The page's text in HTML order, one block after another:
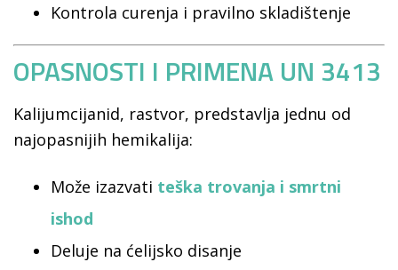
Kontrola curenja i pravilno skladištenje
OPASNOSTI I PRIMENA UN 3413
Kalijumcijanid, rastvor, predstavlja jednu od
najopasnijih hemikalija:
Može izazvati teška trovanja i smrtni
ishod
Deluje na ćelijsko disanje